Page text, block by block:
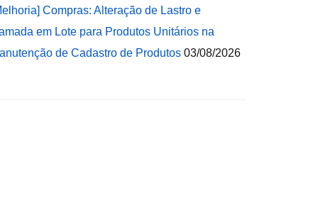
Compras: Alteração de Lastro e
em Lote para Produtos Unitários na
de Cadastro de Produtos 03/08/2026